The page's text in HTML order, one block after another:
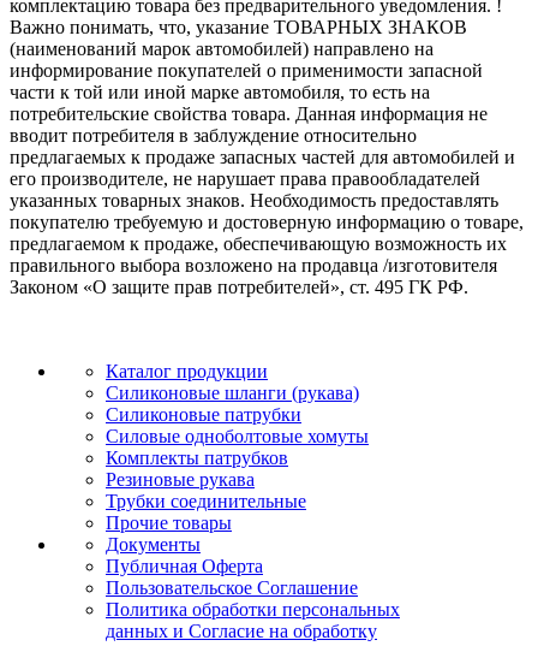
комплектацию товара без предварительного уведомления. !
Важно понимать, что, указание ТОВАРНЫХ ЗНАКОВ
(наименований марок автомобилей) направлено на
информирование покупателей о применимости запасной
части к той или иной марке автомобиля, то есть на
потребительские свойства товара. Данная информация не
вводит потребителя в заблуждение относительно
предлагаемых к продаже запасных частей для автомобилей и
его производителе, не нарушает права правообладателей
указанных товарных знаков. Необходимость предоставлять
покупателю требуемую и достоверную информацию о товаре,
предлагаемом к продаже, обеспечивающую возможность их
правильного выбора возложено на продавца /изготовителя
Законом «О защите прав потребителей», ст. 495 ГК РФ.
Каталог продукции
Силиконовые шланги (рукава)
Силиконовые патрубки
Силовые одноболтовые хомуты
Комплекты патрубков
Резиновые рукава
Трубки соединительные
Прочие товары
Документы
Публичная Оферта
Пользовательское Соглашение
Политика обработки персональных
данных и Согласие на обработку